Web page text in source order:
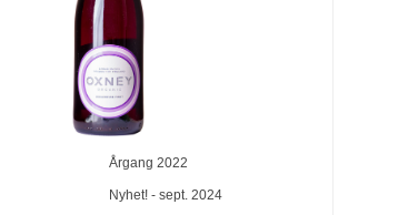
Årgang 2022
Nyhet! - sept. 2024